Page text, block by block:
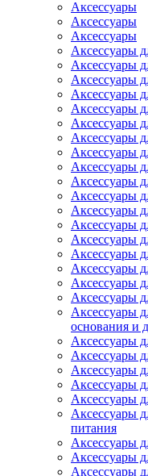
Аксессуары
Аксессуары
Аксессуары
Аксессуары
Аксессуары
Аксессуары
Аксессуары
Аксессуары
Аксессуары
Аксессуары
Аксессуары
Аксессуары
Аксессуары
Аксессуары
Аксессуары
Аксессуары
Аксессуары
Аксессуары
Аксессуары
Аксессуары
Аксессуары
Аксессуары
основания и
Аксессуары
Аксессуары
Аксессуары
Аксессуары
Аксессуары
Аксессуары
питания
Аксессуары
Аксессуары
Аксессуары